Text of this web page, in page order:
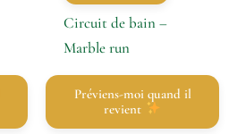
Circuit de bain –
Marble run
Préviens-moi quand il
revient